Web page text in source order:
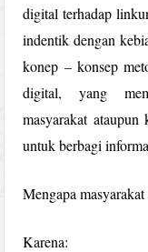
digital terhadap
indentik dengan
konep – konsep
digital, yang
masyarakat
untuk berbagi
Mengapa
Karena: